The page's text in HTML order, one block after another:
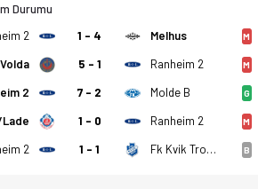
oranları Ofsayt'ta. (13.04.2026)
Durumu
2 1 - 4 Melhus M
Volda 5 - 1 Ranheim 2 M
2 7 - 2 Molde B G
1 - 0 Ranheim 2 M
2 1 - 1 Fk Kvik Trondheim B